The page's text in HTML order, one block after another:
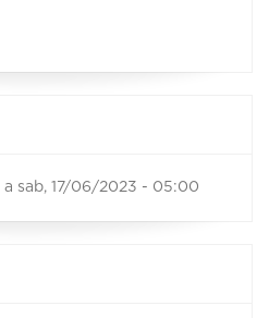
a sab, 17/06/2023 - 05:00